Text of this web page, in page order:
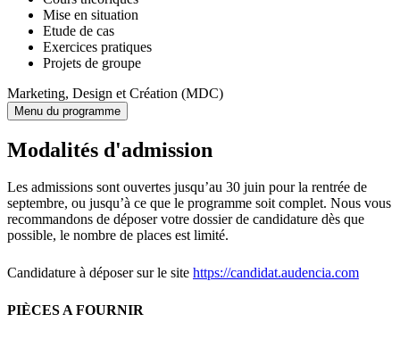
Mise en situation
Etude de cas
Exercices pratiques
Projets de groupe
Marketing, Design et Création (MDC)
Menu du programme
Modalités d'admission
Les admissions sont ouvertes jusqu’au 30 juin pour la rentrée de
septembre, ou jusqu’à ce que le programme soit complet. Nous vous
recommandons de déposer votre dossier de candidature dès que
possible, le nombre de places est limité.
Candidature à déposer sur le site https://candidat.audencia.com
PIÈCES A FOURNIR